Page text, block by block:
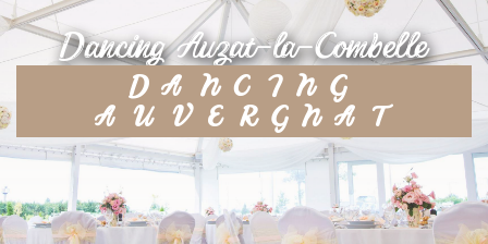
dancing Auzat-la-Combelle
DANCING
AUVERGNAT